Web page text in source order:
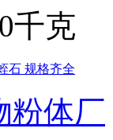
千克
石 规格齐全
粉体厂